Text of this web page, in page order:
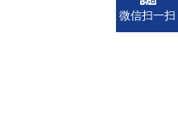
微信扫一扫